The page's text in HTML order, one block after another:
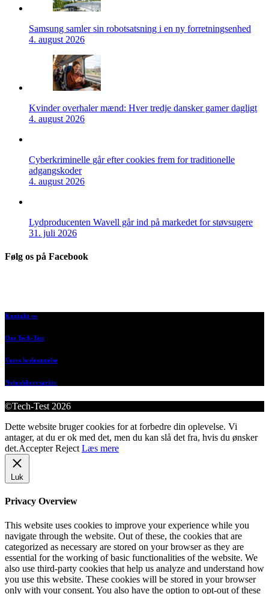
Samsung samler sin robotsatsning i en ny forretningsenhed
4. august 2026
Kvinder overhaler mænd: Hver tredje dansker gamer dagligt
4. august 2026
Cyberkriminelle går efter cookies frem for traditionelle
adgangskoder
4. august 2026
Lydproducenten Wavell går ind på markedet for støvsugere
31. juli 2026
Følg os på Facebook
Kontakt os
Om Tech-Test
Vores bedømmelse
Nyhedsbrevsarkiv
©Tech-Test 2026
Dette website bruger cookies for at forbedre din oplevelse. Vi
antager, at du er ok med det, men du kan slå det fra, hvis du ønsker
det.Accepter Reject Læs mere
Luk
Privacy Overview
This website uses cookies to improve your experience while you
navigate through the website. Out of these, the cookies that are
categorized as necessary are stored on your browser as they are
essential for the working of basic functionalities of the website. We
also use third-party cookies that help us analyze and understand how
you use this website. These cookies will be stored in your browser
only with your consent. You also have the option to opt-out of these